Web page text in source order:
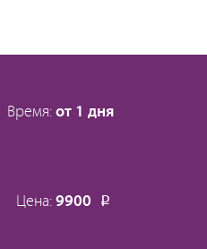
Время: от 1 дня
Цена: 9900 Р